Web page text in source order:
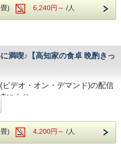
寺…車で約15分
寺…車で約20分
テル近くのコインパーキングをご案内いた
◇
ー、乾燥機設置
ンデマンド)設置(500円/泊)
ッズ
ル
5分
10分
15分/はりまや橋…徒歩約10分
オーダーストップ)
な方をお選びください♪
の良い定食スタイルの朝食です！
ンド米を使用しており、なんとお替り自由
は一日の疲れが癒やされると好評です!
下さい。男湯にはサウナも完備♪
～25:00/6:00～9:00
15:00～24:00
バスも駐車可能な専用平置き駐車場37台
ットめぐりを楽しもう！
ススメの朝食付プラン♪
所を回る周遊バスのチケット付プランで
、通用範囲内を何回でもご利用可能です)
券の提示で路面電車(200円区間内)運賃無料
）は大人一人につき無料で乗車可能です。
さま料金（500円）が必要となります。
る！＜ホテル港屋の魅力！＞☆★
徒歩５分の好立地！
大浴場！深夜１時まで朝６時0０分から入
畳) 6,240円～ /人
満喫♪【高知家の食卓 晩酌きっ
ビデオ・オン・デマンド)の配信
により
日
りました。
いただき、誠にありがとうござ
賜りますようお願い申し上げま
畳) 4,200円～ /人